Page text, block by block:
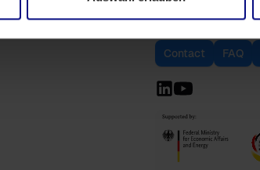
Contact FAQ